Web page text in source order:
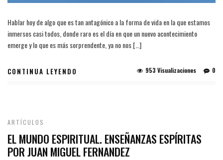
Hablar hoy de algo que es tan antagónico a la forma de vida en la que estamos
inmersos casi todos, donde raro es el día en que un nuevo acontecimiento
emerge y lo que es más sorprendente, ya no nos […]
CONTINUA LEYENDO 0
953 Visualizaciones
ARTÍCULOS
EL MUNDO ESPIRITUAL. ENSEÑANZAS ESPÍRITAS
POR JUAN MIGUEL FERNANDEZ